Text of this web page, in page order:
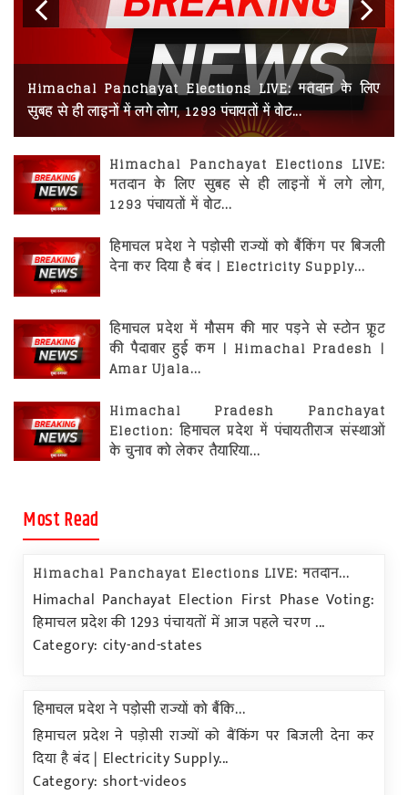
सोलन
ऊना
Himachal Panchayat Elections LIVE: मतदान के लिए
सुबह से ही लाइनों में लगे लोग, 1293 पंचायतों में वोट...
Next
Himachal Panchayat Elections LIVE:
मतदान के लिए सुबह से ही लाइनों में लगे लोग,
1293 पंचायतों में वोट...
हिमाचल प्रदेश ने पड़ोसी राज्यों को बैंकिंग पर बिजली
देना कर दिया है बंद | Electricity Supply...
हिमाचल प्रदेश में मौसम की मार पड़ने से स्टोन फ्रूट
की पैदावार हुई कम | Himachal Pradesh |
Amar Ujala...
Himachal Pradesh Panchayat
Election: हिमाचल प्रदेश में पंचायतीराज संस्थाओं
के चुनाव को लेकर तैयारिया...
Most Read
Himachal Panchayat Elections LIVE: मतदान...
Himachal Panchayat Election First Phase Voting:
हिमाचल प्रदेश की 1293 पंचायतों में आज पहले चरण ...
Category: city-and-states
हिमाचल प्रदेश ने पड़ोसी राज्यों को बैंकि...
हिमाचल प्रदेश ने पड़ोसी राज्यों को बैंकिंग पर बिजली देना कर
दिया है बंद | Electricity Supply...
Category: short-videos